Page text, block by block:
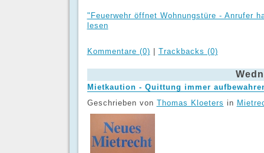
"Feuerwehr öffnet Wohnungstüre - Anrufer
lesen
Kommentare (0) Trackbacks (0)
Mietkaution - Quittung immer
Geschrieben von Thomas Kloeters in